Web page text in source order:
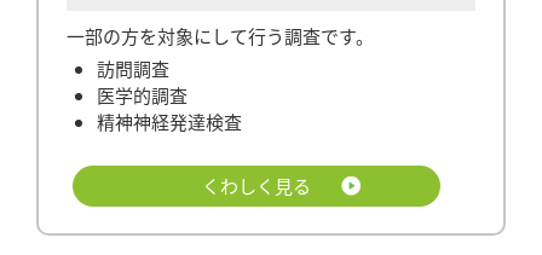
一部の方を対象にして行う調査です。
訪問調査
医学的調査
精神神経発達検査
くわしく見る